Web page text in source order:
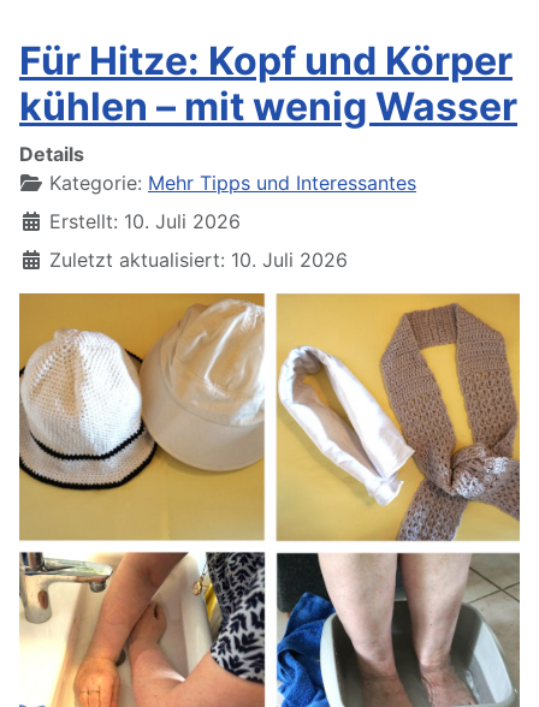
Für Hitze: Kopf und Körper
kühlen – mit wenig Wasser
Details
Kategorie: Mehr Tipps und Interessantes
Erstellt: 10. Juli 2026
Zuletzt aktualisiert: 10. Juli 2026